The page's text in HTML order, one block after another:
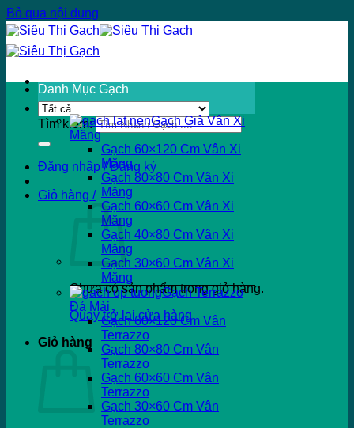
Bỏ qua nội dung
Tìm kiếm:
Đăng nhập / Đăng ký
Giỏ hàng /
Chưa có sản phẩm trong giỏ hàng.
Quay trở lại cửa hàng
Giỏ hàng
Danh Mục Gạch
Gạch Giả Vân Xi
Măng
Gạch 60×120 Cm Vân Xi
Măng
Gạch 80×80 Cm Vân Xi
Măng
Gạch 60×60 Cm Vân Xi
Măng
Gạch 40×80 Cm Vân Xi
Măng
Gạch 30×60 Cm Vân Xi
Măng
Gạch Terrazzo
Đá Mài
Gạch 60×120 Cm Vân
Terrazzo
Gạch 80×80 Cm Vân
Terrazzo
Gạch 60×60 Cm Vân
Terrazzo
Gạch 30×60 Cm Vân
Terrazzo